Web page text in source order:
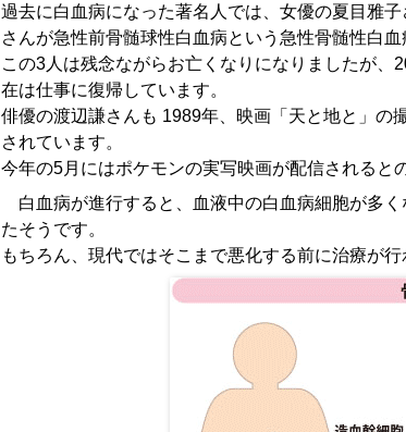
過去に白血病になった著名人では、女優の夏目雅
さんが急性前骨髄球性白血病という急性骨髄性白
この3人は残念ながらお亡くなりになりましたが
在は仕事に復帰しています。
俳優の渡辺謙さんも 1989年、映画「天と地と」の
されています。
今年の5月にはポケモンの実写映画が配信されると
白血病が進行すると、血液中の白血病細胞が多
たそうです。
もちろん、現代ではそこまで悪化する前に治療が